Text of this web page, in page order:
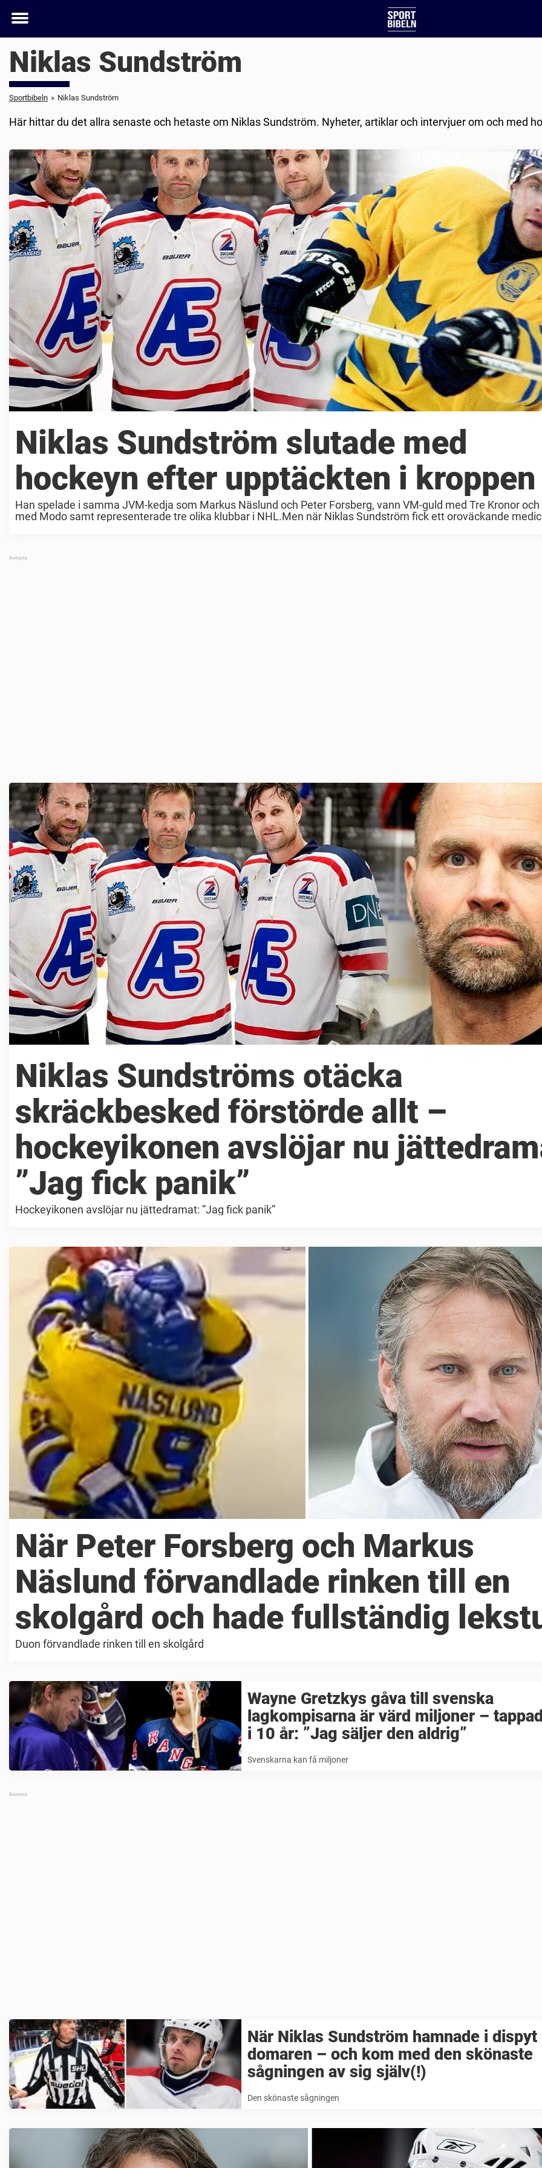
Toggle
Niklas Sundström
Sportbibeln » Niklas Sundström
Här hittar du det allra senaste och hetaste om Niklas Sundström. Nyheter, artiklar och intervjuer om och med
Niklas Sundström slutade med
hockeyn efter upptäckten i kroppen
Han spelade i samma JVM-kedja som Markus Näslund och Peter Forsberg, vann VM-guld med Tre Kronor
med Modo samt representerade tre olika klubbar i NHL.Men när Niklas Sundström fick ett oroväckande
Niklas Sundströms otäcka
skräckbesked förstörde allt –
hockeyikonen avslöjar nu
”Jag fick panik”
Hockeyikonen avslöjar nu jättedramat: ”Jag fick panik”
När Peter Forsberg och Markus
Näslund förvandlade rinken till en
skolgård och hade fullständig
Duon förvandlade rinken till en skolgård
Wayne Gretzkys gåva till svenska
lagkompisarna är värd miljoner –
i 10 år: ”Jag säljer den aldrig”
Svenskarna kan få miljoner
När Niklas Sundström hamnade i dispyt
domaren – och kom med den skönaste
sågningen av sig själv(!)
Den skönaste sågningen